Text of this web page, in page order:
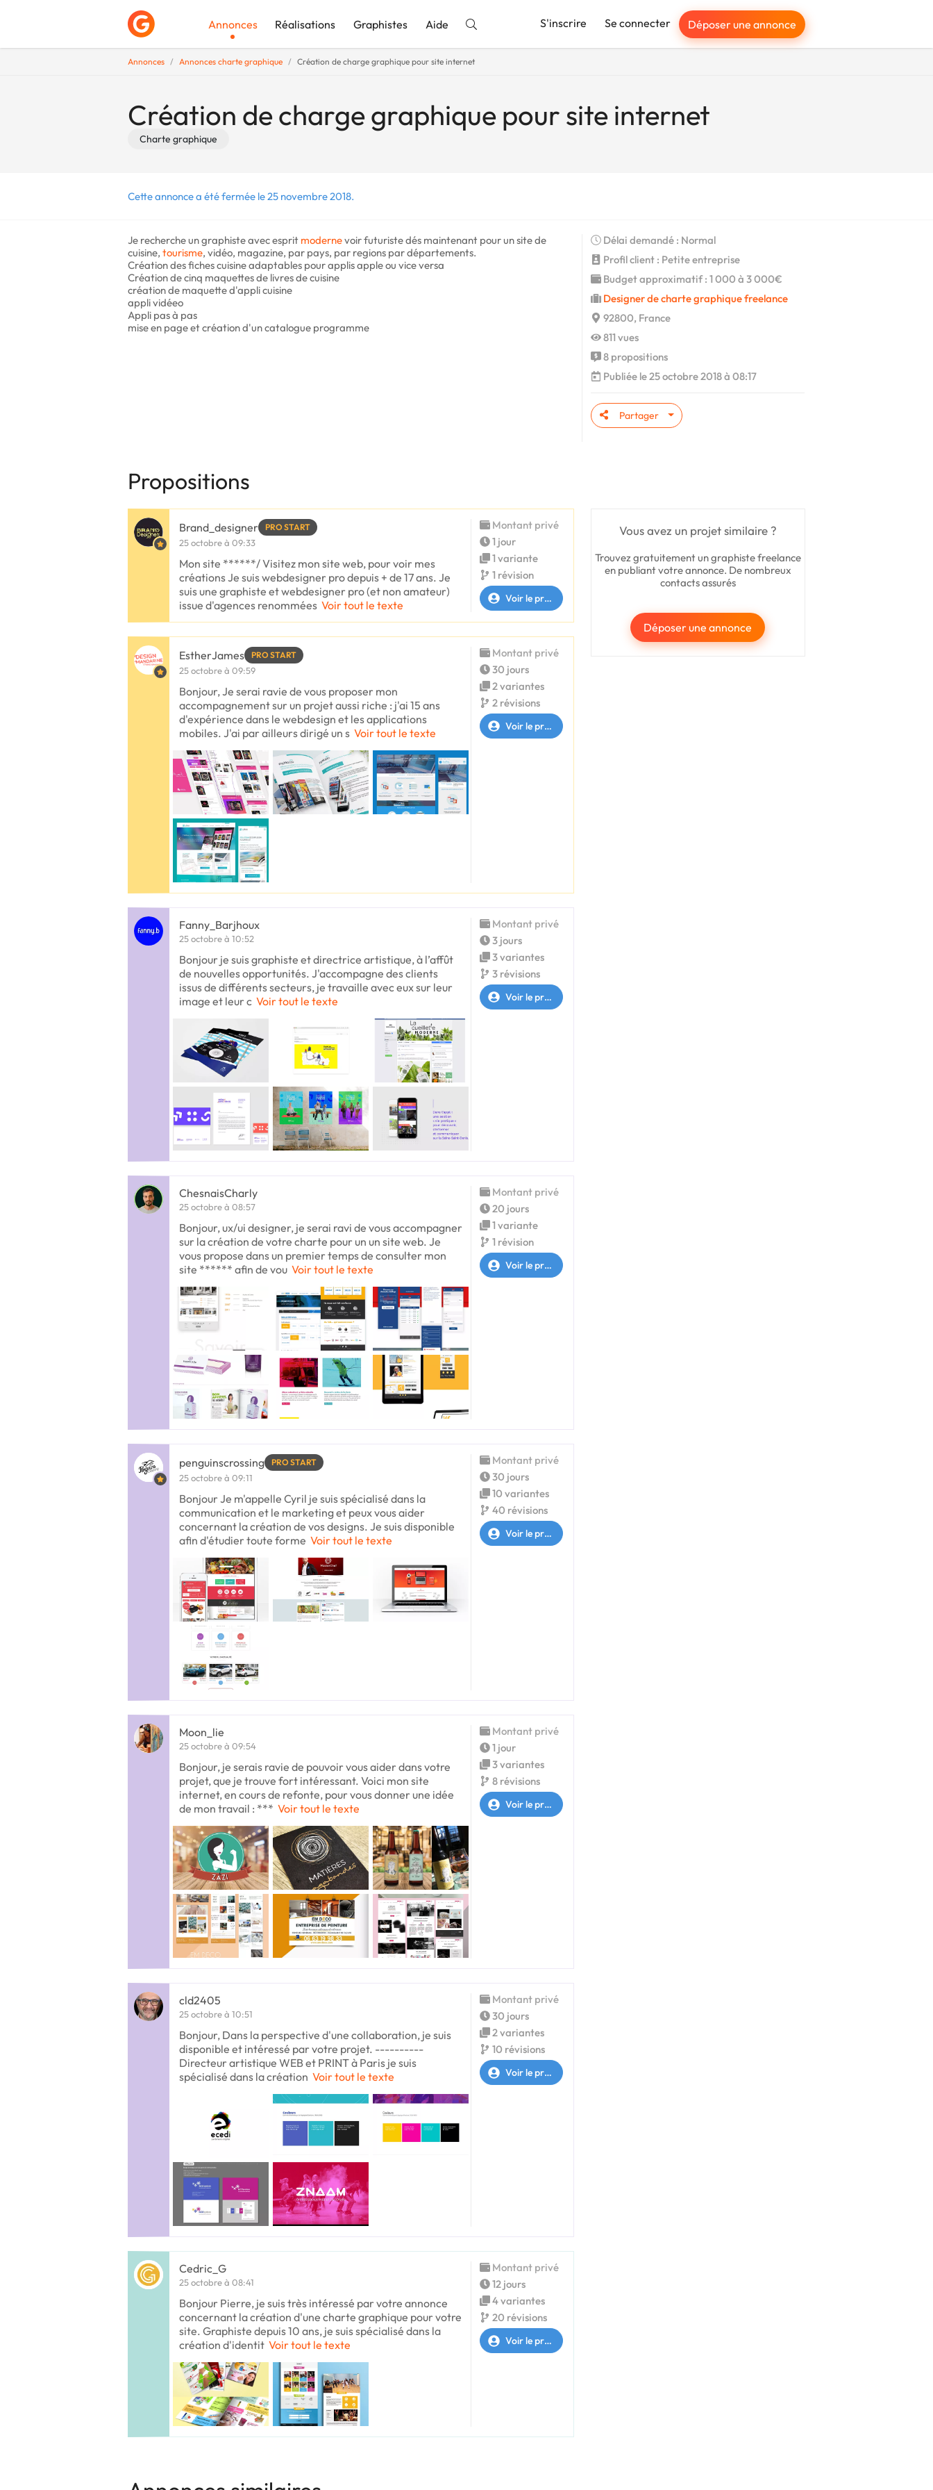
Annonces Réalisations Graphistes Aide S'inscrire Se connecter Déposer une annonce
Annonces Annonces charte graphique Création de charge graphique pour site internet
Création de charge graphique pour site internet
Charte graphique
Cette annonce a été fermée le 25 novembre 2018.
Je recherche un graphiste avec esprit modernevoir futuriste dés maintenant pour un site de
cuisine, tourisme, vidéo, magazine, par pays, par regions par départements.
Création des fiches cuisine adaptables pour applis apple ou vice versa
Création de cinq maquettes de livres de cuisine
création de maquette d'appli cuisine
appli vidéeo
Appli pas à pas
mise en page et création d'un catalogue programme
Délai demandé : Normal
Profil client : Petite entreprise
Budget approximatif : 1 000 à 3 000€
Designer de charte graphique freelance
92800, France
811 vues
8 propositions
Publiée le 25 octobre 2018 à 08:17
Partager
Propositions
Vous avez un projet similaire ?
Trouvez gratuitement un graphiste freelance
en publiant votre annonce. De nombreux
contacts assurés
Déposer une annonce
Brand_designer PRO START
25 octobre à 09:33
Mon site ******/ Visitez mon site web, pour voir mes
créations Je suis webdesigner pro depuis + de 17 ans. Je
suis une graphiste et webdesigner pro (et non amateur)
issue d'agences renommées Voir tout le texte
Montant privé
1 jour
1 variante
1 révision
Voir le profil
EstherJames PRO START
25 octobre à 09:59
Bonjour, Je serai ravie de vous proposer mon
accompagnement sur un projet aussi riche : j'ai 15 ans
d'expérience dans le webdesign et les applications
mobiles. J'ai par ailleurs dirigé un s Voir tout le texte
Montant privé
30 jours
2 variantes
2 révisions
Voir le profil
Fanny_Barjhoux
25 octobre à 10:52
Bonjour je suis graphiste et directrice artistique, à l’affût
de nouvelles opportunités. J'accompagne des clients
issus de différents secteurs, je travaille avec eux sur leur
image et leur c Voir tout le texte
Montant privé
3 jours
3 variantes
3 révisions
Voir le profil
ChesnaisCharly
25 octobre à 08:57
Bonjour, ux/ui designer, je serai ravi de vous accompagner
sur la création de votre charte pour un un site web. Je
vous propose dans un premier temps de consulter mon
site ****** afin de vou Voir tout le texte
Montant privé
20 jours
1 variante
1 révision
Voir le profil
penguinscrossing PRO START
25 octobre à 09:11
Bonjour Je m'appelle Cyril je suis spécialisé dans la
communication et le marketing et peux vous aider
concernant la création de vos designs. Je suis disponible
afin d'étudier toute forme Voir tout le texte
Montant privé
30 jours
10 variantes
40 révisions
Voir le profil
Moon_lie
25 octobre à 09:54
Bonjour, je serais ravie de pouvoir vous aider dans votre
projet, que je trouve fort intéressant. Voici mon site
internet, en cours de refonte, pour vous donner une idée
de mon travail : *** Voir tout le texte
Montant privé
1 jour
3 variantes
8 révisions
Voir le profil
cld2405
25 octobre à 10:51
Bonjour, Dans la perspective d'une collaboration, je suis
disponible et intéressé par votre projet. ----------
Directeur artistique WEB et PRINT à Paris je suis
spécialisé dans la création Voir tout le texte
Montant privé
30 jours
2 variantes
10 révisions
Voir le profil
Cedric_G
25 octobre à 08:41
Bonjour Pierre, je suis très intéressé par votre annonce
concernant la création d'une charte graphique pour votre
site. Graphiste depuis 10 ans, je suis spécialisé dans la
création d'identit Voir tout le texte
Montant privé
12 jours
4 variantes
20 révisions
Voir le profil